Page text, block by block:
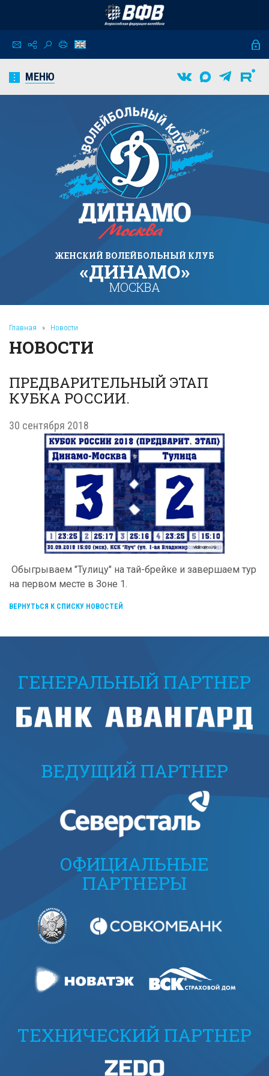
МЕНЮ
ЖЕНСКИЙ ВОЛЕЙБОЛЬНЫЙ КЛУБ
«ДИНАМО»
МОСКВА
Главная » Новости
НОВОСТИ
ПРЕДВАРИТЕЛЬНЫЙ ЭТАП
КУБКА РОССИИ.
30 сентября 2018
Обыгрываем "Тулицу" на тай-брейке и завершаем тур
на первом месте в Зоне 1.
ВЕРНУТЬСЯ К СПИСКУ НОВОСТЕЙ
ГЕНЕРАЛЬНЫЙ ПАРТНЕР
ВЕДУЩИЙ ПАРТНЕР
ОФИЦИАЛЬНЫЕ
ПАРТНЕРЫ
ТЕХНИЧЕСКИЙ ПАРТНЕР